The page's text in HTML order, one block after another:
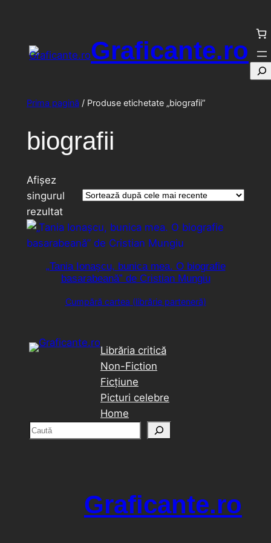
conținut
Graficante.ro
Prima pagină / Produse etichetate „biografii”
biografii
Afișez
singurul
rezultat
„Tania Ionașcu, bunica mea. O biografie
basarabeană” de Cristian Mungiu
Cumpără cartea (librărie parteneră)
Librăria critică
Non-Fiction
Ficțiune
Picturi celebre
Home
C
Graficante.ro